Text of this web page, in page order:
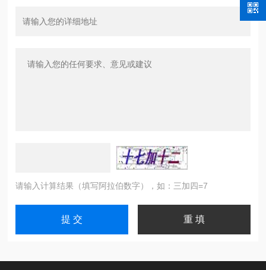
请输入计算结果（填写阿拉伯数字），如：三加四=7